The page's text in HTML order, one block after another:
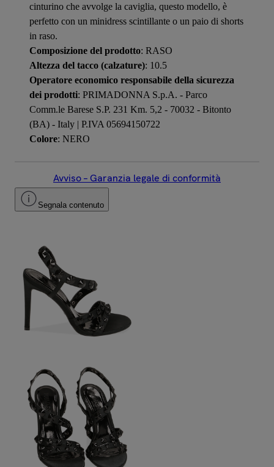
cinturino che avvolge la caviglia, questo modello, è
perfetto con un minidress scintillante o un paio di shorts
in raso.
Composizione del prodotto: RASO
Altezza del tacco (calzature): 10.5
Operatore economico responsabile della sicurezza
dei prodotti: PRIMADONNA S.p.A. - Parco
Comm.le Barese S.P. 231 Km. 5,2 - 70032 - Bitonto
(BA) - Italy | P.IVA 05694150722
Colore: NERO
Avviso – Garanzia legale di conformità
Segnala contenuto